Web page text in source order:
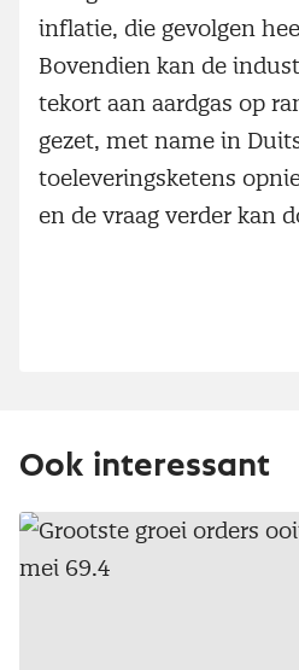
inflatie, die gevolgen
Bovendien kan de
tekort aan aardgas op
gezet, met name in
toeleveringsketens
en de vraag verder kan
Ook interessant